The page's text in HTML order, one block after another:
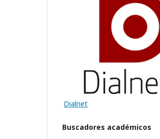
Dialnet
Buscadores académicos